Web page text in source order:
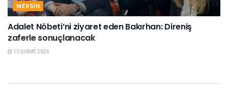
MERSIN
Adalet Nöbeti’ni ziyaret eden Bakırhan: Direniş
zaferle sonuçlanacak
10 ŞUBAT 2024